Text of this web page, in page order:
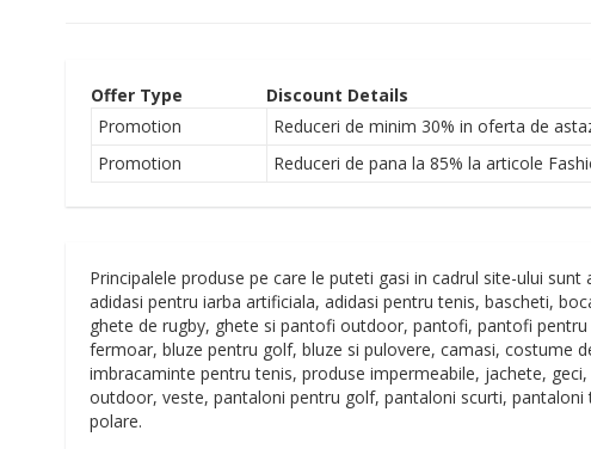
Offer Type Discount Details
Promotion
Reduceri de minim 30% in oferta de
Promotion
Reduceri de pana la 85% la articole
Principalele produse pe care le puteti gasi in cadrul site-ului
adidasi pentru iarba artificiala, adidasi pentru tenis, bascheti,
ghete de rugby, ghete si pantofi outdoor, pantofi, pantofi
fermoar, bluze pentru golf, bluze si pulovere, camasi, costume
imbracaminte pentru tenis, produse impermeabile, jachete,
outdoor, veste, pantaloni pentru golf, pantaloni scurti,
polare.